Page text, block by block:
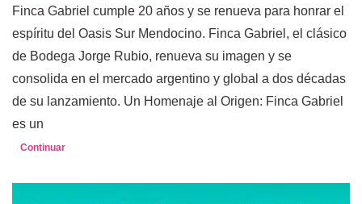
Finca Gabriel cumple 20 años y se renueva para honrar el
espíritu del Oasis Sur Mendocino. Finca Gabriel, el clásico
de Bodega Jorge Rubio, renueva su imagen y se
consolida en el mercado argentino y global a dos décadas
de su lanzamiento. Un Homenaje al Origen: Finca Gabriel
es un
Continuar